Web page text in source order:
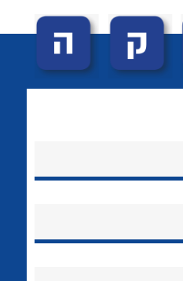
לכל מוצרי היצרן